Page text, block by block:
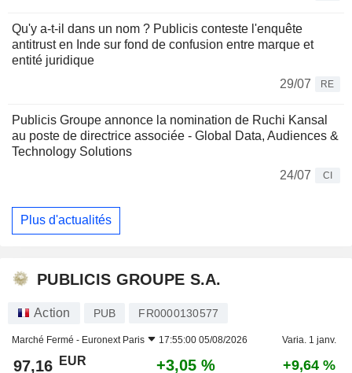
Qu'y a-t-il dans un nom ? Publicis conteste l'enquête
antitrust en Inde sur fond de confusion entre marque et
entité juridique
29/07
RE
Publicis Groupe annonce la nomination de Ruchi Kansal
au poste de directrice associée - Global Data, Audiences &
Technology Solutions
24/07
CI
Plus d'actualités
PUBLICIS GROUPE S.A.
Action PUB FR0000130577
Marché Fermé - Euronext Paris 17:55:00 05/08/2026 Varia. 1 janv.
97,16 EUR +3,05 % +9,64 %